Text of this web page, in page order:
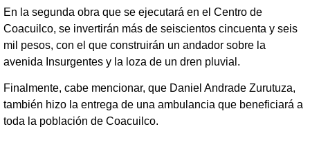
En la segunda obra que se ejecutará en el Centro de
Coacuilco, se invertirán más de seiscientos cincuenta y seis
mil pesos, con el que construirán un andador sobre la
avenida Insurgentes y la loza de un dren pluvial.
Finalmente, cabe mencionar, que Daniel Andrade Zurutuza,
también hizo la entrega de una ambulancia que beneficiará a
toda la población de Coacuilco.